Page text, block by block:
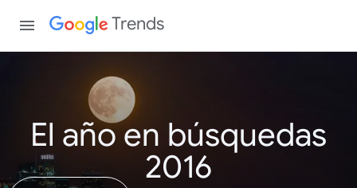
Trends
El año en búsquedas
2016